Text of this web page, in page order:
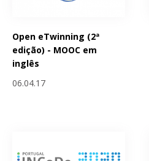
Open eTwinning (2ª
edição) - MOOC em
inglês
06.04.17